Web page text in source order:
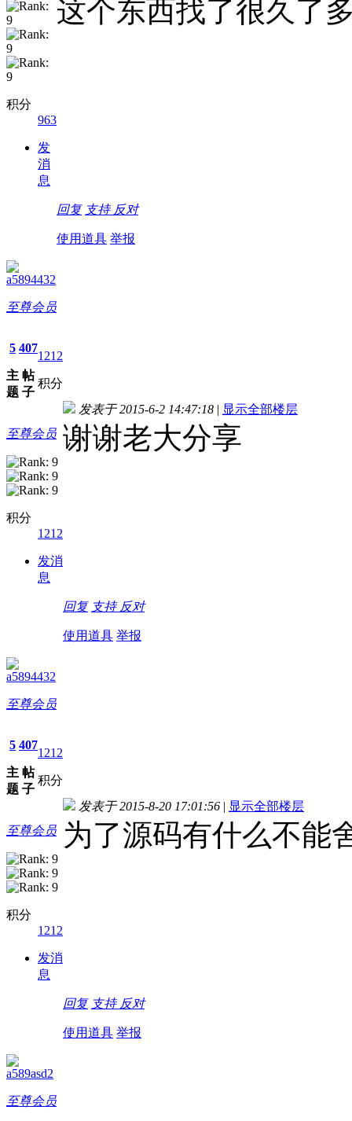
积分
963
发
消
息
这个东西找了很久了
回复 支持 反对
使用道具 举报
a5894432
至尊会员
5
主
题
407
帖
子
1212
积分
至尊会员
积分
1212
发消
息
发表于 2015-6-2 14:47:18 | 显示全部楼层
谢谢老大分享
回复 支持 反对
使用道具 举报
a5894432
至尊会员
5
主
题
407
帖
子
1212
积分
至尊会员
积分
1212
发消
息
发表于 2015-8-20 17:01:56 | 显示全部楼层
为了源码有什么不能
回复 支持 反对
使用道具 举报
a589asd2
至尊会员